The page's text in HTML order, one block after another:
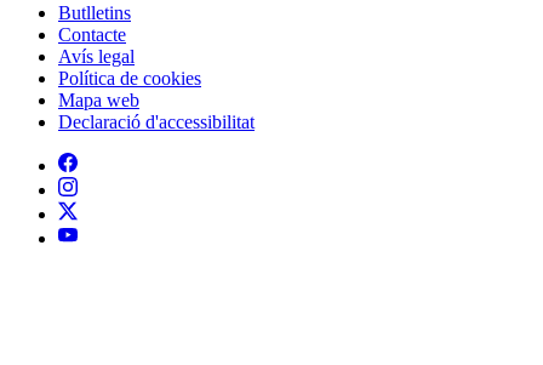
Peu
Butlletins
Contacte
Avís legal
Política de cookies
Mapa web
Declaració d'accessibilitat